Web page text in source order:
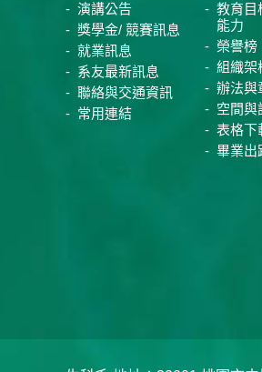
演講公告
獎學金/ 競賽訊息
就業訊息
系友最新訊息
聯絡與交通資訊
常用連結
教育目
能力
榮譽榜
組織架
辦法與
空間與
表格下
畢業出